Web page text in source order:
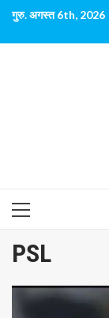
छोड़कर
सामग्री
पर
गुरु. अगस्त 6th, 2026
प्राथमिक
PSL